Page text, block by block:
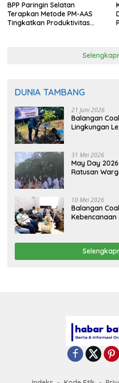
BPP Paringin Selatan
Terapkan Metode PM-AAS
Tingkatkan Produktivitas
DUNIA TAMBANG
21 Juni 2026
Balangan
Lingkungan
31 Mei 2026
May Day
Ratusan
10 Mei 2026
Balangan
Kebencanaan